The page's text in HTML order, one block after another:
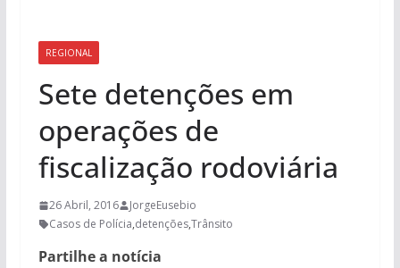
REGIONAL
Sete detenções em
operações de
fiscalização rodoviária
26 Abril, 2016
JorgeEusebio
Casos de Polícia,detenções,Trânsito
Partilhe a notícia